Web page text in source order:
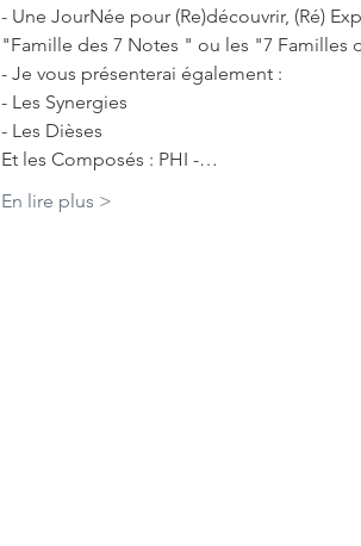
- Une JourNée pour (Re)découvrir, (Ré)
"Famille des 7 Notes " ou les "7 Familles
- Je vous présenterai également :
- Les Synergies
- Les Dièses
Et les Composés : PHI -…
En lire plus >